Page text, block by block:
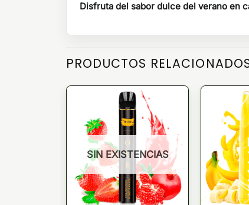
Disfruta del sabor dulce del verano en
PRODUCTOS
SIN EXISTENCIAS